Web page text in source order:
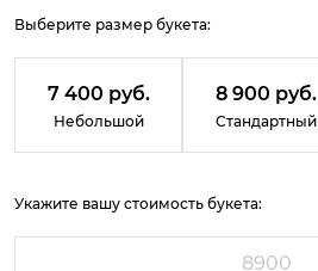
Выберите размер букета:
7 400 руб.
Небольшой
8 900 руб.
Стандартный
Укажите вашу стоимость букета: